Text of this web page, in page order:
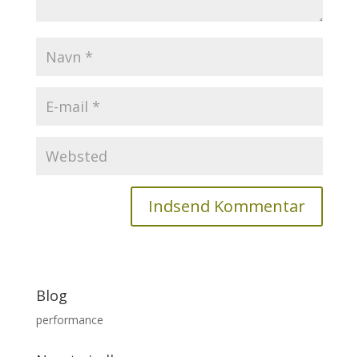
Blog
performance